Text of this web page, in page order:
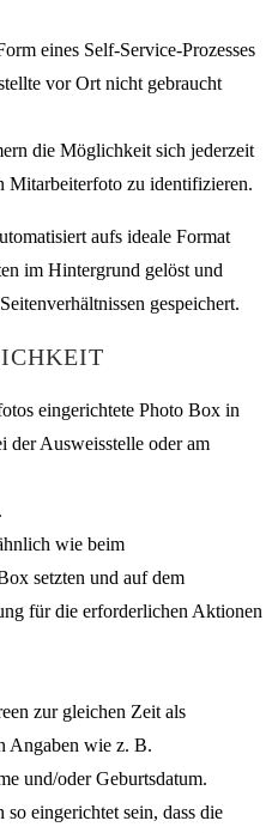
eines Self-Service-Prozesses
vor Ort nicht gebraucht
die Möglichkeit sich jederzeit
Mitarbeiterfoto zu identifizieren.
aufs ideale Format
im Hintergrund gelöst und
gespeichert.
eingerichtete Photo Box in
Ausweisstelle oder am
wie beim
setzten und auf dem
für die erforderlichen Aktionen
zur gleichen Zeit als
Angaben wie z. B.
und/oder Geburtsdatum.
eingerichtet sein, dass die